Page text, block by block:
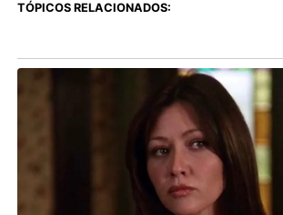
TÓPICOS RELACIONADOS: